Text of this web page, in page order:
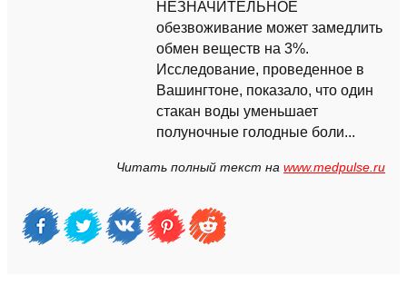
НЕЗНАЧИТЕЛЬНОЕ
обезвоживание может замедлить
обмен веществ на 3%.
Исследование, проведенное в
Вашингтоне, показало, что один
стакан воды уменьшает
полуночные голодные боли...
Читать полный текст на www.medpulse.ru